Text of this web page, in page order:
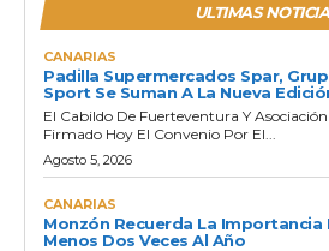
ULTIMAS
CANARIAS
Padilla Supermercados Spar,
Sport Se Suman A La Nueva
El Cabildo De Fuerteventura Y
Firmado Hoy El Convenio Por El...
Agosto 5, 2026
CANARIAS
Monzón Recuerda La Importancia
Menos Dos Veces Al Año